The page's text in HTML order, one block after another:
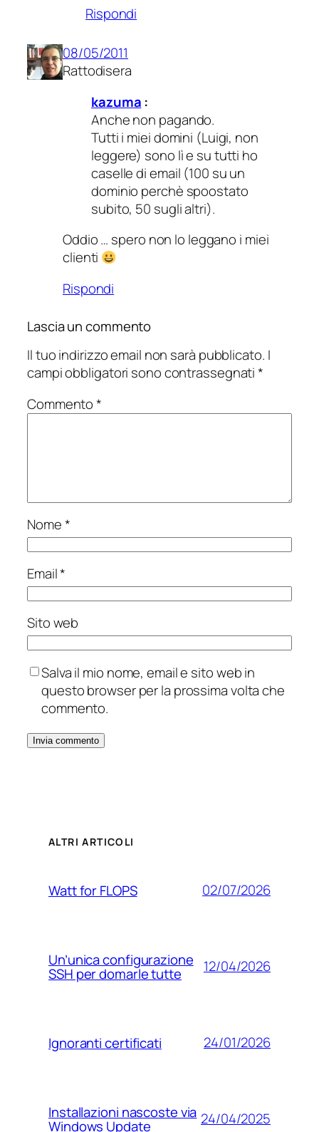
Rispondi
08/05/2011
Rattodisera
kazuma :
Anche non pagando.
Tutti i miei domini (Luigi, non
leggere) sono lì e su tutti ho
caselle di email (100 su un
dominio perchè spoostato
subito, 50 sugli altri).
Oddio … spero non lo leggano i miei
clienti
Rispondi
Lascia un commento
Il tuo indirizzo email non sarà pubblicato. I
campi obbligatori sono contrassegnati*
Commento*
Nome*
Email*
Sito web
Salva il mio nome, email e sito web in
questo browser per la prossima volta che
commento.
ALTRI ARTICOLI
Watt for FLOPS 02/07/2026
Un’unica configurazione
SSH per domarle tutte 12/04/2026
Ignoranti certificati 24/01/2026
Installazioni nascoste via
Windows Update 24/04/2025